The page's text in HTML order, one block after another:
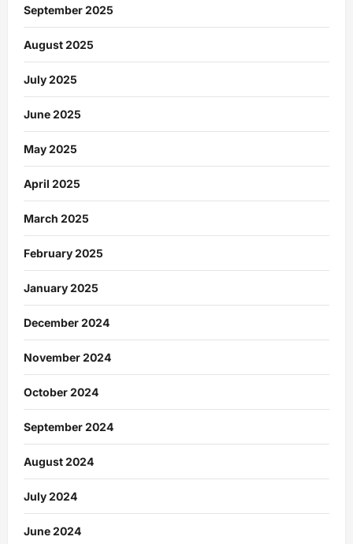
September 2025
August 2025
July 2025
June 2025
May 2025
April 2025
March 2025
February 2025
January 2025
December 2024
November 2024
October 2024
September 2024
August 2024
July 2024
June 2024